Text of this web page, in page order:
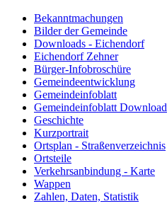
Bekanntmachungen
Bilder der Gemeinde
Downloads - Eichendorf
Eichendorf Zehner
Bürger-Infobroschüre
Gemeindeentwicklung
Gemeindeinfoblatt
Gemeindeinfoblatt Download
Geschichte
Kurzportrait
Ortsplan - Straßenverzeichnis
Ortsteile
Verkehrsanbindung - Karte
Wappen
Zahlen, Daten, Statistik